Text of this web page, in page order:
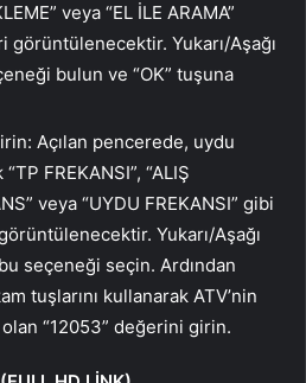
veya “EL İLE ARAMA”
Yukarı/Aşağı
bulun ve “OK” tuşuna
Açılan pencerede, uydu
“TP FREKANSI”, “ALIŞ
veya “UYDU FREKANSI” gibi
Yukarı/Aşağı
seçeneği seçin. Ardından
tuşlarını kullanarak ATV’nin
“12053” değerini girin.